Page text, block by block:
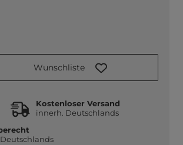
Wunschliste
Kostenloser Versand
innerh. Deutschlands